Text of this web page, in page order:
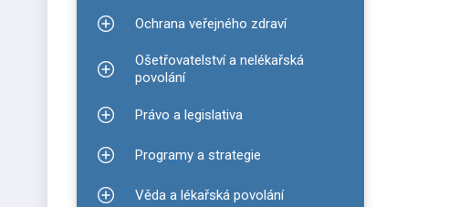
Zobrazit podmenu pro Ochrana veřejného zdraví
Ochrana veřejného zdraví
Zobrazit podmenu pro Ošetřovatelství a nelékařská povolání
Ošetřovatelství a nelékařská
povolání
Zobrazit podmenu pro Právo a legislativa
Právo a legislativa
Zobrazit podmenu pro Programy a strategie
Programy a strategie
Zobrazit podmenu pro Věda a lékařská povolání
Věda a lékařská povolání